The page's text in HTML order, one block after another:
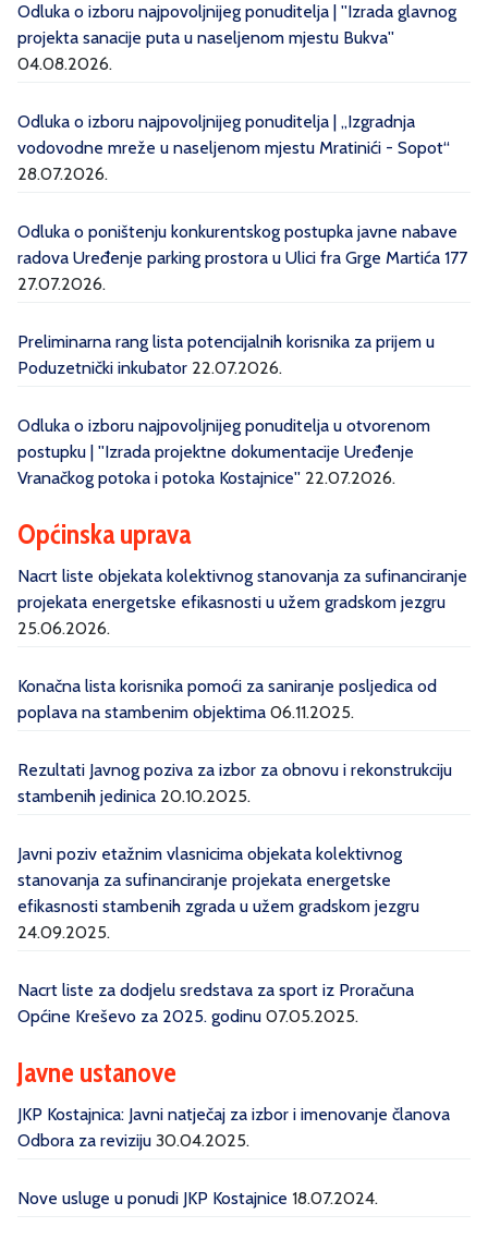
Odluka o izboru najpovoljnijeg ponuditelja | ''Izrada glavnog
projekta sanacije puta u naseljenom mjestu Bukva''
04.08.2026.
Odluka o izboru najpovoljnijeg ponuditelja | „Izgradnja
vodovodne mreže u naseljenom mjestu Mratinići - Sopot“
28.07.2026.
Odluka o poništenju konkurentskog postupka javne nabave
radova Uređenje parking prostora u Ulici fra Grge Martića 177
27.07.2026.
Preliminarna rang lista potencijalnih korisnika za prijem u
Poduzetnički inkubator 22.07.2026.
Odluka o izboru najpovoljnijeg ponuditelja u otvorenom
postupku | ''Izrada projektne dokumentacije Uređenje
Vranačkog potoka i potoka Kostajnice'' 22.07.2026.
Općinska uprava
Nacrt liste objekata kolektivnog stanovanja za sufinanciranje
projekata energetske efikasnosti u užem gradskom jezgru
25.06.2026.
Konačna lista korisnika pomoći za saniranje posljedica od
poplava na stambenim objektima 06.11.2025.
Rezultati Javnog poziva za izbor za obnovu i rekonstrukciju
stambenih jedinica 20.10.2025.
Javni poziv etažnim vlasnicima objekata kolektivnog
stanovanja za sufinanciranje projekata energetske
efikasnosti stambenih zgrada u užem gradskom jezgru
24.09.2025.
Nacrt liste za dodjelu sredstava za sport iz Proračuna
Općine Kreševo za 2025. godinu 07.05.2025.
Javne ustanove
JKP Kostajnica: Javni natječaj za izbor i imenovanje članova
Odbora za reviziju 30.04.2025.
Nove usluge u ponudi JKP Kostajnice 18.07.2024.